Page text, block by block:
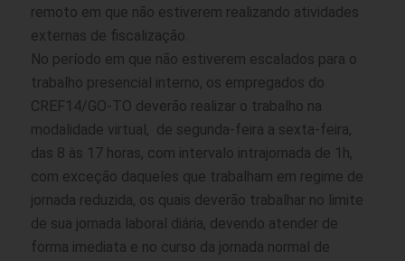
remoto em que não estiverem realizando atividades
externas de fiscalização.
No período em que não estiverem escalados para o
trabalho presencial interno, os empregados do
CREF14/GO-TO deverão realizar o trabalho na
modalidade virtual, de segunda-feira a sexta-feira,
das 8 às 17 horas, com intervalo intrajornada de 1h,
com exceção daqueles que trabalham em regime de
jornada reduzida, os quais deverão trabalhar no limite
de sua jornada laboral diária, devendo atender de
forma imediata e no curso da jornada normal de